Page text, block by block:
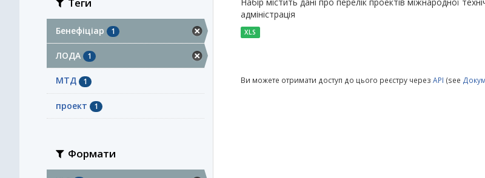
Бенефіціар 1
ЛОДА 1
МТД 1
проект 1
Формати
адміністрація
XLS
Ви можете отримати доступ до цього реєстру через API (see